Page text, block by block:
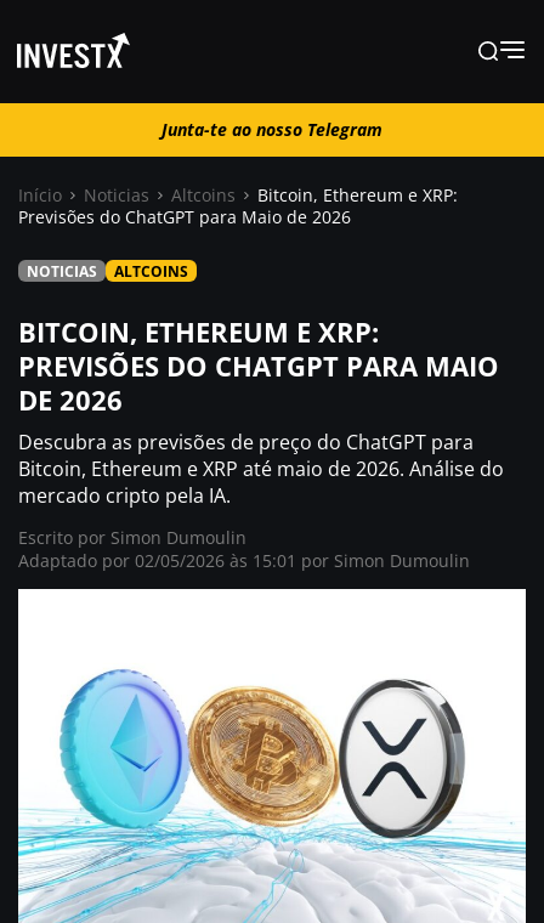
Junta-te ao nosso Telegram
Guias
Trading
Onde comprar ?
Casino
Junta-te ao nosso Telegram
Início Noticias Altcoins
Bitcoin, Ethereum e XRP:
Previsões do ChatGPT para Maio de 2026
NOTICIAS ALTCOINS
BITCOIN, ETHEREUM E XRP:
PREVISÕES DO CHATGPT PARA MAIO
DE 2026
Descubra as previsões de preço do ChatGPT para
Bitcoin, Ethereum e XRP até maio de 2026. Análise do
mercado cripto pela IA.
Escrito por Simon Dumoulin
Adaptado por 02/05/2026 às 15:01 por Simon Dumoulin